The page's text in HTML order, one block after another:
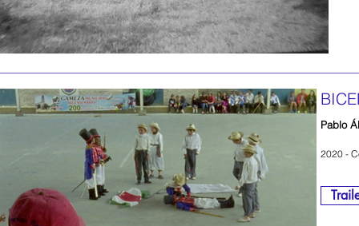
Pablo
2020 -